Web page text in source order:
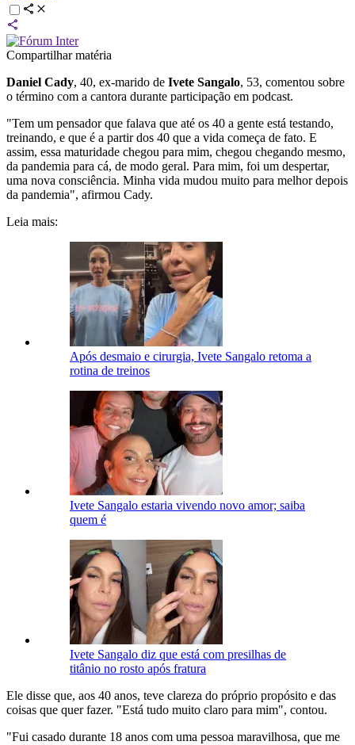
Compartilhar matéria
Daniel Cady, 40, ex-marido de Ivete Sangalo, 53, comentou sobre
o término com a cantora durante participação em podcast.
"Tem um pensador que falava que até os 40 a gente está testando,
treinando, e que é a partir dos 40 que a vida começa de fato. E
assim, essa maturidade chegou para mim, chegou chegando mesmo,
da pandemia para cá, de modo geral. Para mim, foi um despertar,
uma nova consciência. Minha vida mudou muito para melhor depois
da pandemia", afirmou Cady.
Leia mais:
Após desmaio e cirurgia, Ivete Sangalo retoma a
rotina de treinos
Ivete Sangalo estaria vivendo novo amor; saiba
quem é
Ivete Sangalo diz que está com presilhas de
titânio no rosto após fratura
Ele disse que, aos 40 anos, teve clareza do próprio propósito e das
coisas que quer fazer. "Está tudo muito claro para mim", contou.
"Fui casado durante 18 anos com uma pessoa maravilhosa, que me